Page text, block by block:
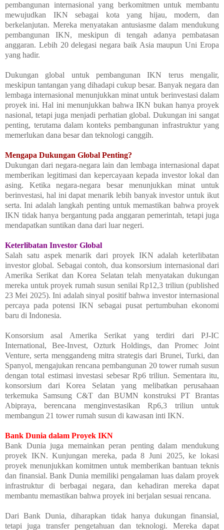
pembangunan internasional yang berkomitmen untuk membantu
mewujudkan IKN sebagai kota yang hijau, modern, dan
berkelanjutan. Mereka menyatakan antusiasme dalam mendukung
pembangunan IKN, meskipun di tengah adanya pembatasan
anggaran. Lebih 20 delegasi negara baik Asia maupun Uni Eropa
yang hadir.
Dukungan global untuk pembangunan IKN terus mengalir,
meskipun tantangan yang dihadapi cukup besar. Banyak negara dan
lembaga internasional menunjukkan minat untuk berinvestasi dalam
proyek ini. Hal ini menunjukkan bahwa IKN bukan hanya proyek
nasional, tetapi juga menjadi perhatian global. Dukungan ini sangat
penting, terutama dalam konteks pembangunan infrastruktur yang
memerlukan dana besar dan teknologi canggih.
Mengapa Dukungan Global Penting?
Dukungan dari negara-negara lain dan lembaga internasional dapat
memberikan legitimasi dan kepercayaan kepada investor lokal dan
asing. Ketika negara-negara besar menunjukkan minat untuk
berinvestasi, hal ini dapat menarik lebih banyak investor untuk ikut
serta. Ini adalah langkah penting untuk memastikan bahwa proyek
IKN tidak hanya bergantung pada anggaran pemerintah, tetapi juga
mendapatkan suntikan dana dari luar negeri.
Keterlibatan Investor Global
Salah satu aspek menarik dari proyek IKN adalah keterlibatan
investor global. Sebagai contoh, dua konsorsium internasional dari
Amerika Serikat dan Korea Selatan telah menyatakan dukungan
mereka untuk proyek rumah susun senilai Rp12,3 triliun (published
23 Mei 2025). Ini adalah sinyal positif bahwa investor internasional
percaya pada potensi IKN sebagai pusat pertumbuhan ekonomi
baru di Indonesia.
Konsorsium asal Amerika Serikat yang terdiri dari PJ-IC
International, Bee-Invest, Ozturk Holdings, dan Promec Joint
Venture, serta menggandeng mitra strategis dari Brunei, Turki, dan
Spanyol, mengajukan rencana pembangunan 20 tower rumah susun
dengan total estimasi investasi sebesar Rp6 triliun. Sementara itu,
konsorsium dari Korea Selatan yang melibatkan perusahaan
terkemuka Samsung C&T dan BUMN konstruksi PT Brantas
Abipraya, berencana menginvestasikan Rp6,3 triliun untuk
membangun 21 tower rumah susun di kawasan inti IKN.
Bank Dunia dalam Proyek IKN
Bank Dunia juga memainkan peran penting dalam mendukung
proyek IKN. Kunjungan mereka, pada 8 Juni 2025, ke lokasi
proyek menunjukkan komitmen untuk memberikan bantuan teknis
dan finansial. Bank Dunia memiliki pengalaman luas dalam proyek
infrastruktur di berbagai negara, dan kehadiran mereka dapat
membantu memastikan bahwa proyek ini berjalan sesuai rencana.
Dari Bank Dunia, diharapkan tidak hanya dukungan finansial,
tetapi juga transfer pengetahuan dan teknologi. Mereka dapat